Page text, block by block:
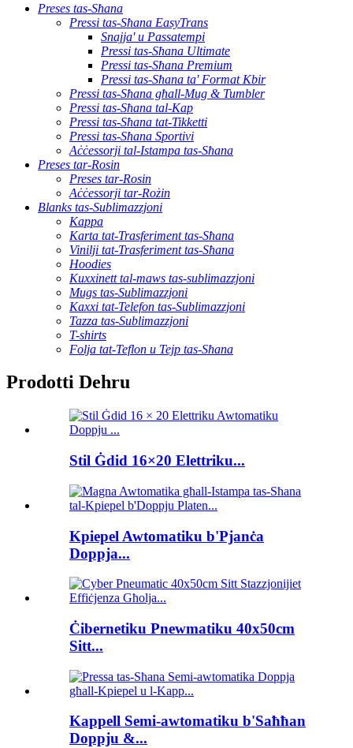
Preses tas-Sħana
Pressi tas-Sħana EasyTrans
Snajja' u Passatempi
Pressi tas-Sħana Ultimate
Pressi tas-Sħana Premium
Pressi tas-Sħana ta' Format Kbir
Pressi tas-Sħana għall-Mug & Tumbler
Pressi tas-Sħana tal-Kap
Pressi tas-Sħana tat-Tikketti
Pressi tas-Sħana Sportivi
Aċċessorji tal-Istampa tas-Sħana
Preses tar-Rosin
Preses tar-Rosin
Aċċessorji tar-Rożin
Blanks tas-Sublimazzjoni
Kappa
Karta tat-Trasferiment tas-Sħana
Vinilji tat-Trasferiment tas-Sħana
Hoodies
Kuxxinett tal-maws tas-sublimazzjoni
Mugs tas-Sublimazzjoni
Kaxxi tat-Telefon tas-Sublimazzjoni
Tazza tas-Sublimazzjoni
T-shirts
Folja tat-Teflon u Tejp tas-Sħana
Prodotti Dehru
Stil Ġdid 16×20 Elettriku...
Kpiepel Awtomatiku b'Pjanċa
Doppja...
Ċibernetiku Pnewmatiku 40x50cm
Sitt...
Kappell Semi-awtomatiku b'Saħħan
Doppju &...